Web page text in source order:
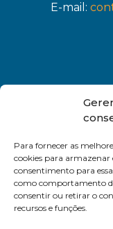
Para fornecer as
cookies para armazenar
consentimento para
como comportamento
consentir ou retirar o
recursos e funções.
E-mail: